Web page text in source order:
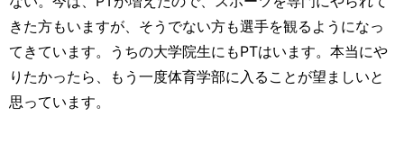
きた方もいますが、そうでない方も選手を観るようになっ
てきています。うちの大学院生にもPTはいます。本当にや
りたかったら、もう一度体育学部に入ることが望ましいと
思っています。